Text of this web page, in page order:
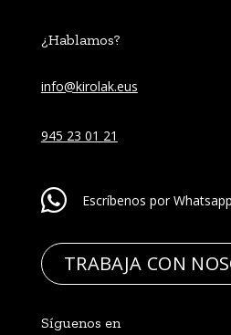
¿Hablamos?
info@kirolak.eus
945 23 01 21
Escríbenos por Whatsapp
TRABAJA CON
Síguenos en